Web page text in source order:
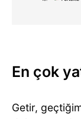
En çok
Getir,